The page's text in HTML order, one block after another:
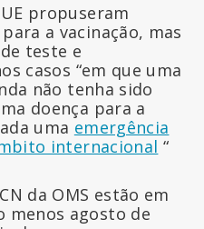
propuseram
a vacinação, mas
teste e
casos “em que uma
não tenha sido
doença para a
uma emergência
internacional “
da OMS estão em
menos agosto de